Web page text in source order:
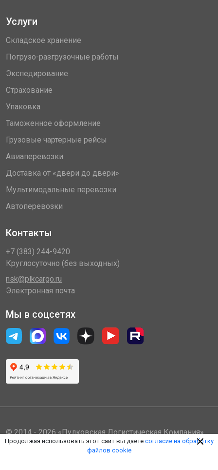
Услуги
Складское хранение
Погрузо-разгрузочные работы
Экспедирование
Страхование
Упаковка
Таможенное оформление
Грузовые чартерные рейсы
Авиаперевозки
Доставка от «двери до двери»
Мультимодальные перевозки
Автоперевозки
Контакты
+7 (383) 244-9420
Круглосуточно (без выходных)
nsk@plkcargo.ru
Электронная почта
Мы в соцсетях
© 2014 - 2026 «Пулковская Логистическая Компания»
(ООО «ПЛК»)
Обработка персональных данных
Продолжая использовать этот сайт вы даете согласие на обработку
файлов cookie